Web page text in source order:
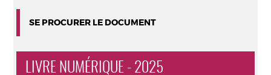
SE PROCURER LE DOCUMENT
LIVRE NUMÉRIQUE - 2025